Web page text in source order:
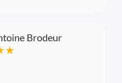
Brodeur